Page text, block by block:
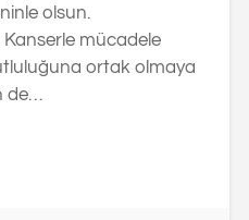
olsun.
mücadele
ortak olmaya
de…